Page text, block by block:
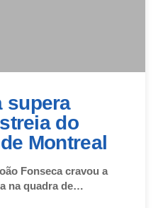
supera
do
Montreal
Fonseca cravou a
na quadra de…